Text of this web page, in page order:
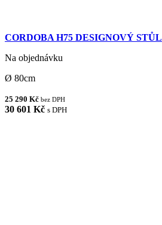
CORDOBA H75 DESIGNOVÝ STŮL
Na objednávku
Ø 80cm
25 290 Kč bez DPH
30 601 Kč s DPH